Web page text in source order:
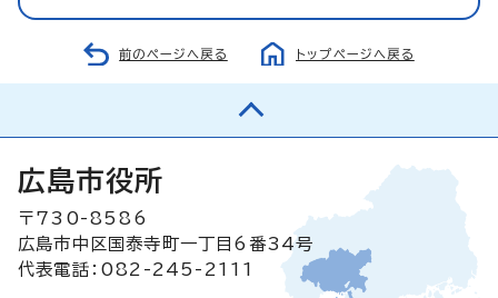
前のページへ戻る トップページへ戻る
広島市役所
〒730-8586
広島市中区国泰寺町一丁目6番34号
代表電話：082-245-2111